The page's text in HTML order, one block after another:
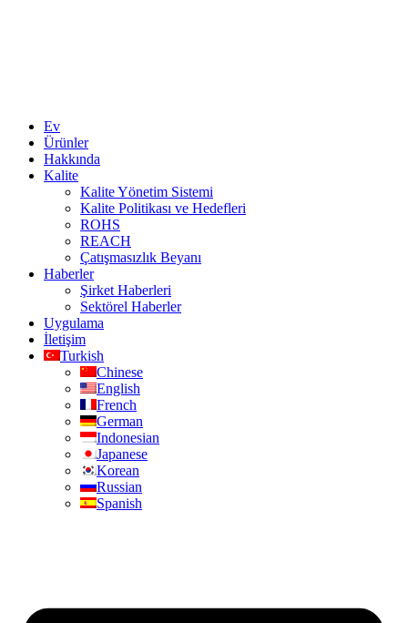
Ev
Ürünler
Hakkında
Kalite
Kalite Yönetim Sistemi
Kalite Politikası ve Hedefleri
ROHS
REACH
Çatışmasızlık Beyanı
Haberler
Şirket Haberleri
Sektörel Haberler
Uygulama
İletişim
Turkish
Chinese
English
French
German
Indonesian
Japanese
Korean
Russian
Spanish